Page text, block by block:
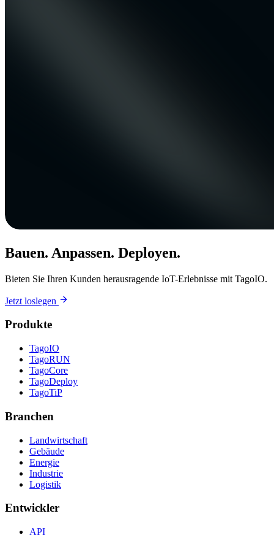
Bauen. Anpassen. Deployen.
Bieten Sie Ihren Kunden herausragende IoT-Erlebnisse mit TagoIO.
Jetzt loslegen
Produkte
TagoIO
TagoRUN
TagoCore
TagoDeploy
TagoTiP
Branchen
Landwirtschaft
Gebäude
Energie
Industrie
Logistik
Entwickler
API